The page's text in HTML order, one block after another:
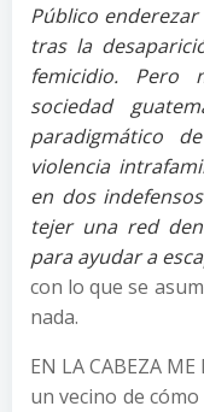
Público
tras la
femicidio. Pero
sociedad
paradigmático
violencia
en dos
tejer una red
para ayudar a
con lo que se
nada.
EN LA CABEZA
un vecino de